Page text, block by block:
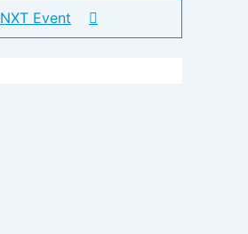
NXT Event